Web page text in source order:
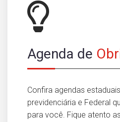
Agenda de
Confira agendas
previdenciária e Federal
para você. Fique atento